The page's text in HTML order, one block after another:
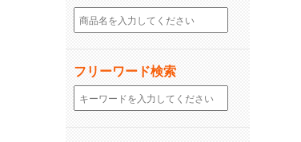
フリーワード検索